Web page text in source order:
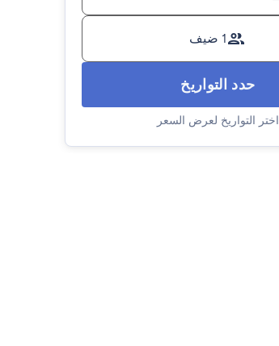
1 ضيف
حدد التواريخ
اختر التواريخ لعرض السعر